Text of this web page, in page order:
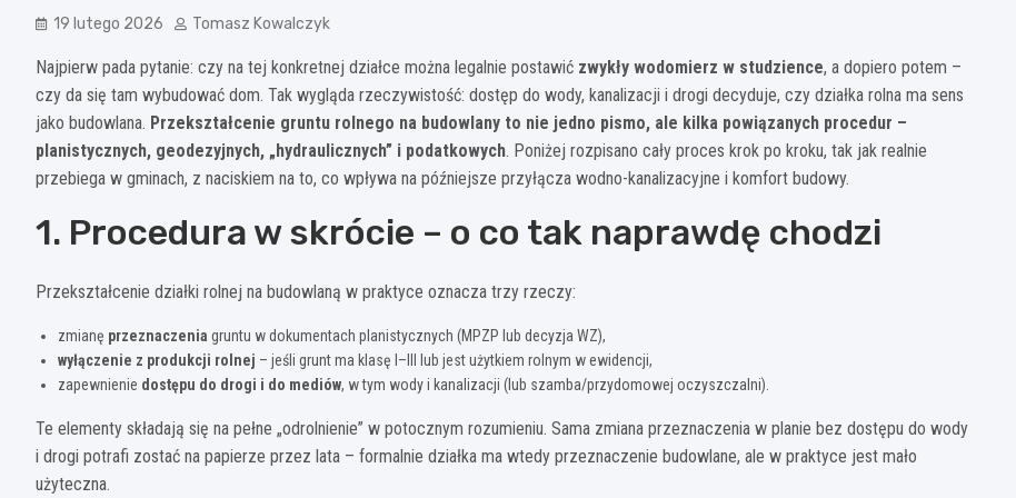
19 lutego 2026 Tomasz Kowalczyk
Najpierw pada pytanie: czy na tej konkretnej działce można legalnie postawić zwykły wodomierz w studzience, a dopiero potem –
czy da się tam wybudować dom. Tak wygląda rzeczywistość: dostęp do wody, kanalizacji i drogi decyduje, czy działka rolna ma sens
jako budowlana. Przekształcenie gruntu rolnego na budowlany to nie jedno pismo, ale kilka powiązanych procedur –
planistycznych, geodezyjnych, „hydraulicznych” i podatkowych. Poniżej rozpisano cały proces krok po kroku, tak jak realnie
przebiega w gminach, z naciskiem na to, co wpływa na późniejsze przyłącza wodno-kanalizacyjne i komfort budowy.
1. Procedura w skrócie – o co tak naprawdę chodzi
Przekształcenie działki rolnej na budowlaną w praktyce oznacza trzy rzeczy:
zmianę przeznaczenia gruntu w dokumentach planistycznych (MPZP lub decyzja WZ),
wyłączenie z produkcji rolnej – jeśli grunt ma klasę I–III lub jest użytkiem rolnym w ewidencji,
zapewnienie dostępu do drogi i do mediów, w tym wody i kanalizacji (lub szamba/przydomowej oczyszczalni).
Te elementy składają się na pełne „odrolnienie” w potocznym rozumieniu. Sama zmiana przeznaczenia w planie bez dostępu do wody
i drogi potrafi zostać na papierze przez lata – formalnie działka ma wtedy przeznaczenie budowlane, ale w praktyce jest mało
użyteczna.